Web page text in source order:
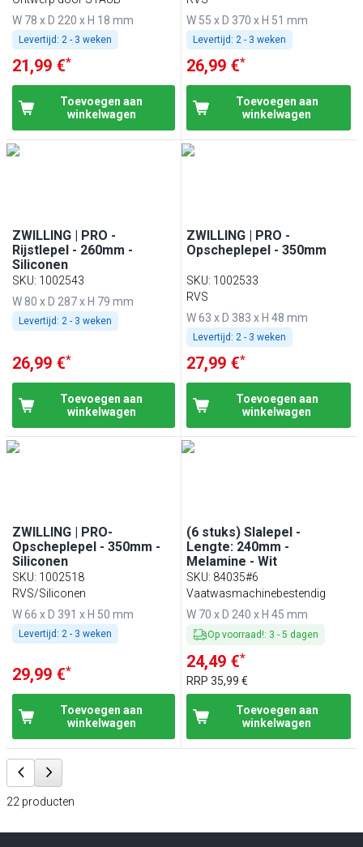
W 78 x D 220 x H 18 mm
Levertijd: 2 - 3 weken
21,99 €*
Toevoegen aan
winkelwagen
W 55 x D 370 x H 51 mm
Levertijd: 2 - 3 weken
26,99 €*
Toevoegen aan
winkelwagen
ZWILLING | PRO -
Rijstlepel - 260mm -
Siliconen
SKU: 1002543
W 80 x D 287 x H 79 mm
Levertijd: 2 - 3 weken
26,99 €*
Toevoegen aan
winkelwagen
ZWILLING | PRO -
Opscheplepel - 350mm
SKU: 1002533
RVS
W 63 x D 383 x H 48 mm
Levertijd: 2 - 3 weken
27,99 €*
Toevoegen aan
winkelwagen
ZWILLING | PRO-
Opscheplepel - 350mm -
Siliconen
SKU: 1002518
RVS/Siliconen
W 66 x D 391 x H 50 mm
Levertijd: 2 - 3 weken
29,99 €*
Toevoegen aan
winkelwagen
(6 stuks) Slalepel -
Lengte: 240mm -
Melamine - Wit
SKU: 84035#6
Vaatwasmachinebestendig
W 70 x D 240 x H 45 mm
Op voorraad!: 3 -5 dagen
24,49 €*
RRP35,99 €
Toevoegen aan
winkelwagen
22 producten